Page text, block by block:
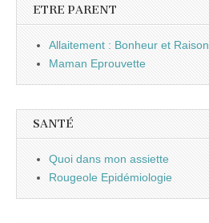
ETRE PARENT
Allaitement : Bonheur et Raison
Maman Eprouvette
SANTÉ
Quoi dans mon assiette
Rougeole Epidémiologie